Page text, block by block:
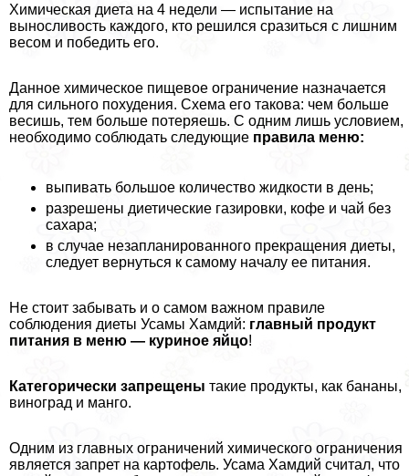
Химическая диета на 4 недели — испытание на
выносливость каждого, кто решился сразиться с лишним
весом и победить его.
Данное химическое пищевое ограничение назначается
для сильного похудения. Схема его такова: чем больше
весишь, тем больше потеряешь. С одним лишь условием,
необходимо соблюдать следующие правила меню:
выпивать большое количество жидкости в день;
разрешены диетические газировки, кофе и чай без
сахара;
в случае незапланированного прекращения диеты,
следует вернуться к самому началу ее питания.
Не стоит забывать и о самом важном правиле
соблюдения диеты Усамы Хамдий: главный продукт
питания в меню — куриное яйцо!
Категорически запрещены такие продукты, как бананы,
виноград и манго.
Одним из главных ограничений химического ограничения
является запрет на картофель. Усама Хамдий считал, что